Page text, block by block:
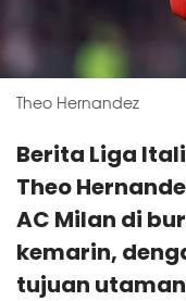
Theo Hernandez
Berita Liga
Theo
AC Milan di
kemarin,
tujuan